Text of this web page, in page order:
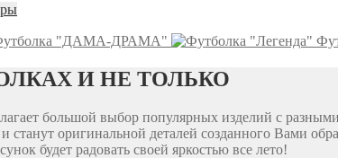
"ДАМА-ДРАМА"
И НЕ ТОЛЬКО
большой выбор популярных изделий с
станут оригинальной деталей созданного Вами
будет радовать своей яркостью все лето!